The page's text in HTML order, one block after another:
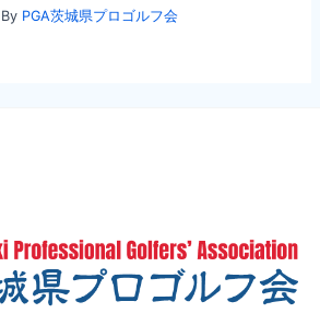
PGA茨城県プロゴルフ会